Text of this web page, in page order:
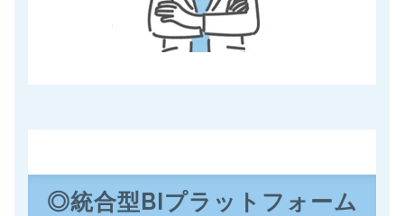
◎統合型BIプラットフォーム